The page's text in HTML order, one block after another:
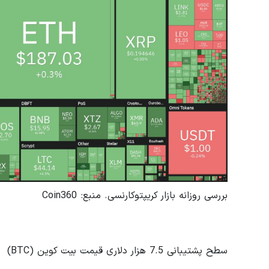
بررسی روزانه بازار کریپتوکارنسی. منبع: Coin360
سطح پشتیبانی 7.5 هزار دلاری قیمت بیت کوین (BTC)